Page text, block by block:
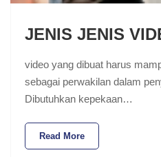
JENIS JENIS
video yang dibuat harus
sebagai perwakilan dalam
Dibutuhkan kepekaan…
Read More